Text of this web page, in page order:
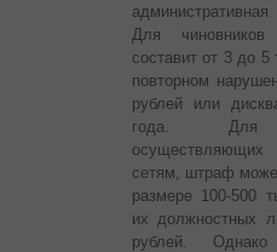
административная
Для
составит от 3 до 5
повторном
рублей или
года. Для
сетям, штраф
размере 100-500
их должностных
рублей.